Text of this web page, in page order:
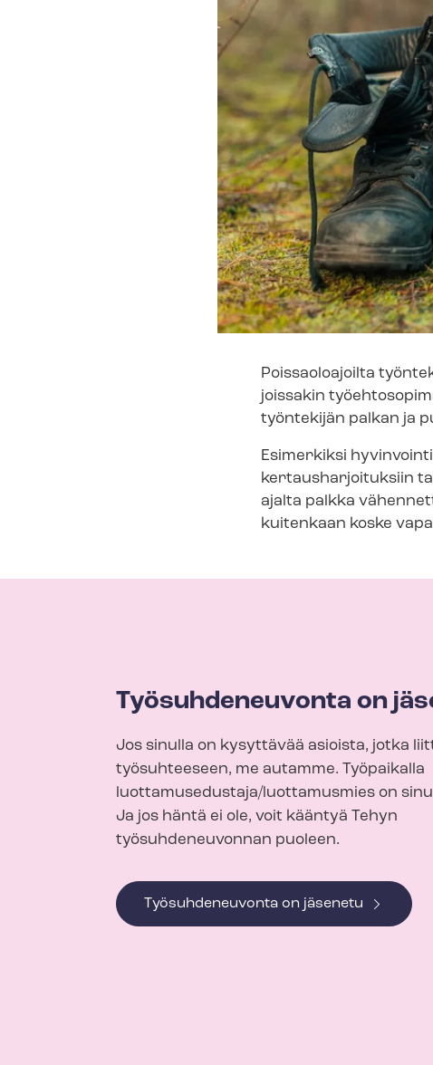
Poissaoloajoilta
joissakin
työntekijän palkan ja
Esimerkiksi
ker­taus­har­joi­tuk­siin
ajalta palkka
kuitenkaan koske
Työsuhdeneuvonta on
Jos sinulla on kysyttävää asioista, jotka
työsuhteeseen, me autamme. Työpaikalla
luottamusedustaja/luottamusmies on
Ja jos häntä ei ole, voit kääntyä Tehyn
työsuhdeneuvonnan puoleen.
Työsuhdeneuvonta on jäsenetu